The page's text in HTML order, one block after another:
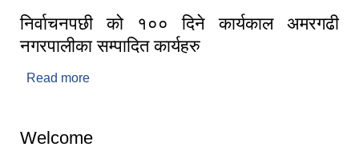
निर्वाचनपछी को १०० दिने कार्यकाल अमरगढी
नगरपालीका सम्पादित कार्यहरु
Read more
Welcome